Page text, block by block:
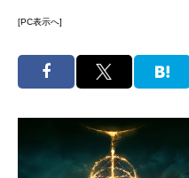
[PC表示へ]